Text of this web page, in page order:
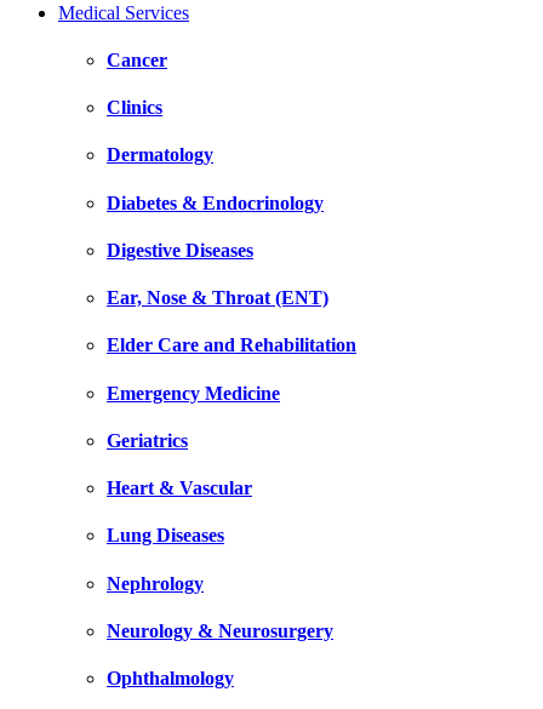
Medical Services
Cancer
Clinics
Dermatology
Diabetes & Endocrinology
Digestive Diseases
Ear, Nose & Throat (ENT)
Elder Care and Rehabilitation
Emergency Medicine
Geriatrics
Heart & Vascular
Lung Diseases
Nephrology
Neurology & Neurosurgery
Ophthalmology